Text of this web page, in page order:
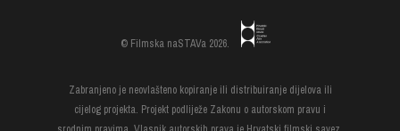
© Filmska naSTAVa 2026.
Zabranjeno je neovlašteno kopiranje ili distribuiranje dijelova ili
cijelog projekta. Projekt podliježe Zakonu o autorskom pravu i